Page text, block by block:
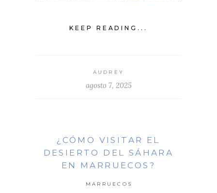
KEEP READING...
AUDREY
agosto 7, 2025
¿CÓMO VISITAR EL
DESIERTO DEL SÁHARA
EN MARRUECOS?
MARRUECOS